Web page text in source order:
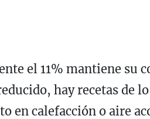
el 11% mantiene su
hay recetas de
en calefacción o aire